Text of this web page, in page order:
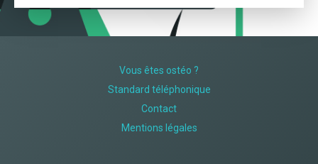
Vous êtes ostéo ?
Standard téléphonique
Contact
Mentions légales